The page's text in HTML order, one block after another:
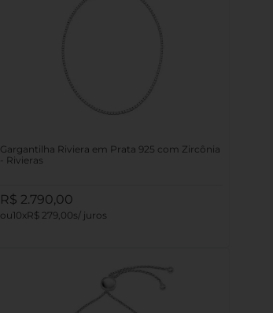
Gargantilha Riviera em Prata 925 com Zircônia
- Rivieras
R$ 2 790 00
10 R$ 279,00